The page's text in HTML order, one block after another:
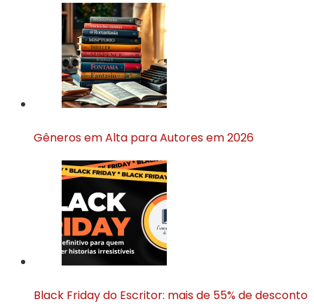
Gêneros em Alta para Autores em 2026
Black Friday do Escritor: mais de 55% de desconto